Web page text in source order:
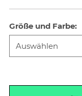
Größe und Farbe: